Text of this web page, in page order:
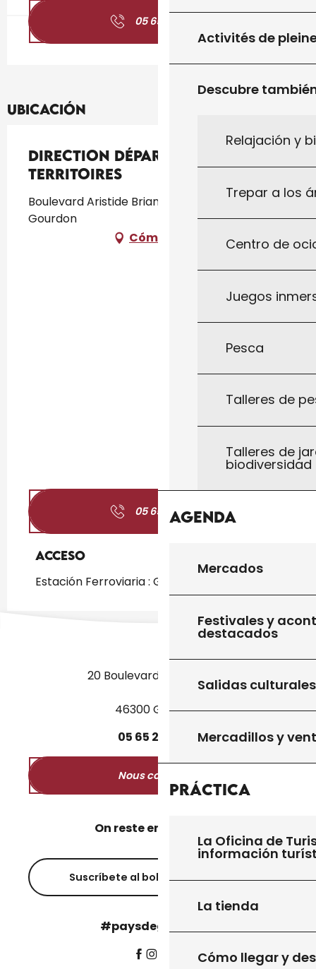
Activités de
Descubre
Relajación y
Trepar a los
Centro de
Juegos
Pesca
Talleres de
Talleres de
biodiversidad
Agenda
Mercados
Festivales y
destacados
Salidas culturales
Mercadillos y
Práctica
La Oficina de
información
La tienda
Cómo llegar y
05 65 41 70
Ubicación
Direction Départementale des
Territoires
Boulevard Aristide Briand Maison de l'État,
Gourdon
Cómo llegar
05 65 41 70 ▒▒
Acceso
Acceso
Estación Ferroviaria : Gourdon a 1km
20 Boulevard des Martyrs
46300 Gourdon
05 65 27 50
Nous contacter
On reste en contact ?
Suscríbete al boletín informativo
#paysdegourdon !